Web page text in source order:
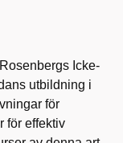
Icke-
utbildning i
för
för effektiv